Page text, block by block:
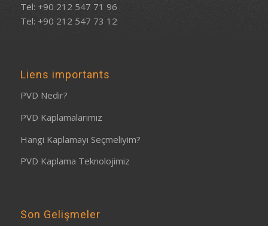
Tel: +90 212 547 71 96
Tel: +90 212 547 73 12
Liens importants
PVD Nedir?
PVD Kaplamalarımız
Hangi Kaplamayı Seçmeliyim?
PVD Kaplama Teknolojimiz
Son Gelişmeler